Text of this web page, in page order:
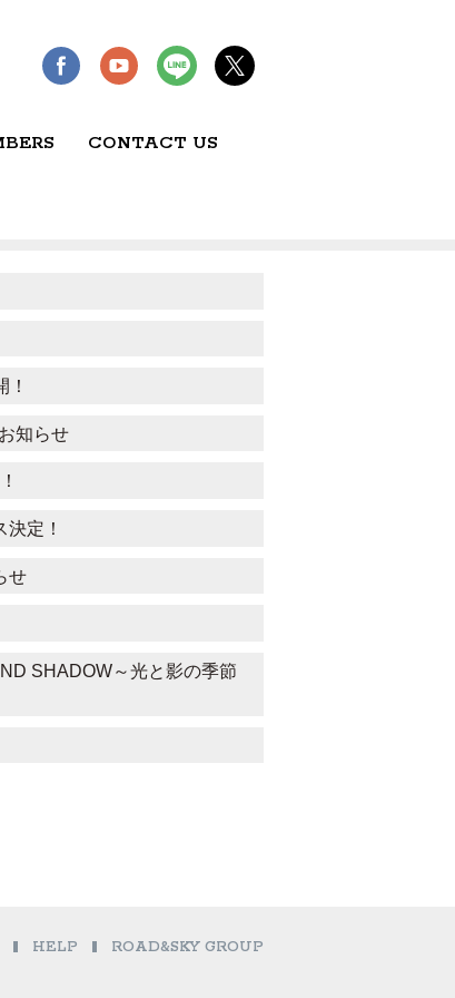
CONTACT US
知らせ
定！
せ
SHADOW～光と影の季節
HELP ROAD&SKY GROUP